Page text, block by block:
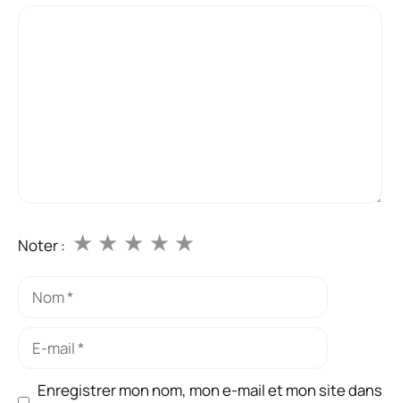
Noter : ★
★
★
★
★
Nom
Enregistrer mon nom, mon e-mail et mon site dans